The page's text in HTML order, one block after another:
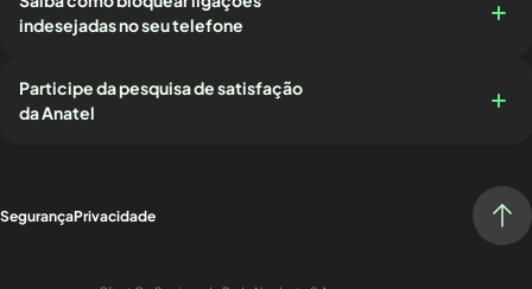
indesejadas no seu telefone
Participe da pesquisa de satisfação
da Anatel
SegurançaPrivacidade